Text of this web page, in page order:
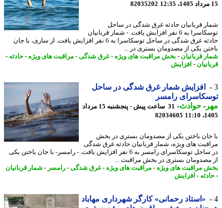
82035202
قربانیان حادثه غرق شدگی در ساحل
توسکاسرا به 6 نفر افزایش یافت. - شمار قربانیان
حادثه غرق شدگی در ساحل توسکاسرا به 6 نفر افزایش یافت. از ساری، با جان
یکی از مصدومان بستری در ...
قربانیان-بخش مراقبت های ویژه -غرق شدگی-مراقبت های ویژه -حادثه-
-افزایش
افزایش شمار غرق شدگی در ساحل
رامسر
-حوادث -
31 ساعت پیش - پنجشنبه 15 مرداد
82034605
باختن یکی از مصدومان بستری در بخش
های ویژه، شمار قربانیان حادثه غرق شدگی
در ساحل توسکاسرای رامسر به 6 نفر افزایش یافت. - رامسر- با جان باختن یکی
بستری در بخش مراقبت ...
مراقبت های ویژه -مراقبت های ویژه -غرق شدگی-رامسر-شمار قربانیان
-افزایش
«استاد رحمانی» کارگر شهرداری مهاباد